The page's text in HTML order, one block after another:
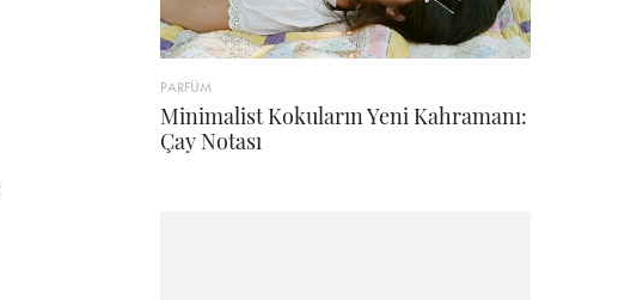
PARFÜM
Minimalist Kokuların Yeni Kahramanı:
Çay Notası